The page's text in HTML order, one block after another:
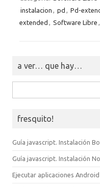
instalacion , pd , Pd-
extended , Software Libre ,
a ver… que hay…
fresquito!
Guía javascript. Instalación
Guía javascript. Instalación
Ejecutar aplicaciones